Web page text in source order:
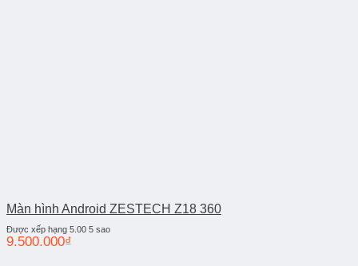
Màn hình Android ZESTECH Z18 360
Được xếp hạng 5.00 5 sao
9.500.000₫